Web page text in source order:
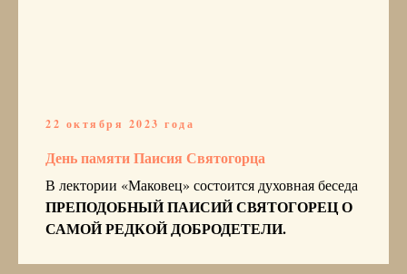
22 октября 2023 года
День памяти Паисия Святогорца
В лектории «Маковец» состоится духовная беседа
ПРЕПОДОБНЫЙ ПАИСИЙ СВЯТОГОРЕЦ О
САМОЙ РЕДКОЙ ДОБРОДЕТЕЛИ.